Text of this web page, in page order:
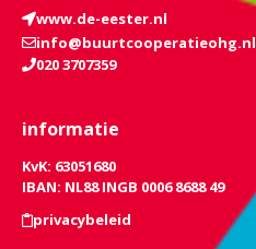
www.de-eester.nl
info@buurtcooperatieohg.nl
020 3707359
informatie
KvK: 63051680
IBAN: NL88 INGB 0006 8688 49
privacybeleid